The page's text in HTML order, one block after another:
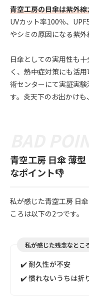
青空工房の日傘は紫外
UVカット率100％、
やシミの原因になる紫外
日傘としての実用性も
く、熱中症対策にも活
術センターにて実証実
す。炎天下のお出かけも
青空工房 日傘 薄
なポイント👎
私が感じた青空工房 日
ころは以下の2つです。
私が感じた残念なとこ
✔️ 耐久性が不安
✔️ 慣れないうちは折